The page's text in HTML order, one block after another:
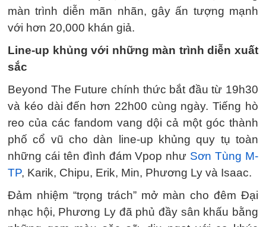
màn trình diễn mãn nhãn, gây ấn tượng mạnh
với hơn 20,000 khán giả.
Line-up khủng với những màn trình diễn xuất
sắc
Beyond The Future chính thức bắt đầu từ 19h30
và kéo dài đến hơn 22h00 cùng ngày. Tiếng hò
reo của các fandom vang dội cả một góc thành
phố cổ vũ cho dàn line-up khủng quy tụ toàn
những cái tên đình đám Vpop như Sơn Tùng M-
TP, Karik, Chipu, Erik, Min, Phương Ly và Isaac.
Đảm nhiệm “trọng trách” mở màn cho đêm Đại
nhạc hội, Phương Ly đã phủ đầy sân khấu bằng